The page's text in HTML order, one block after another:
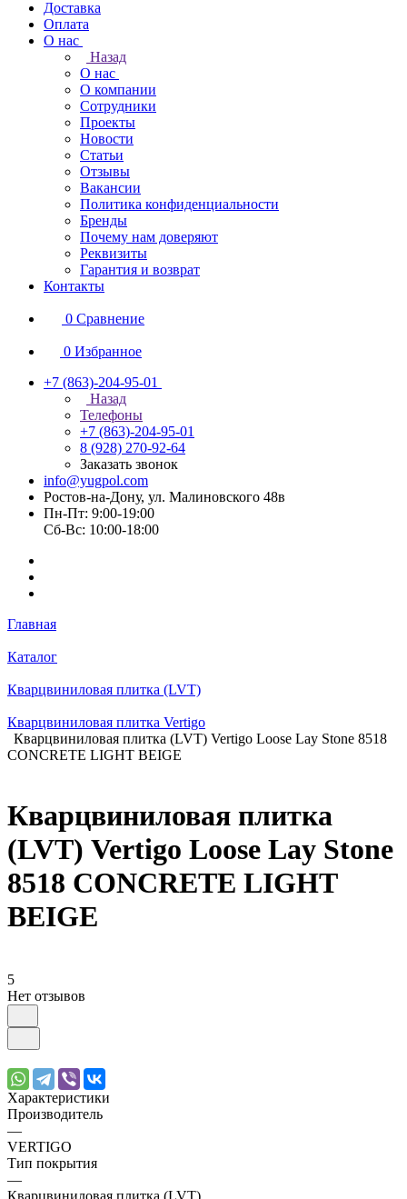
Доставка
Оплата
О нас
Назад
О нас
О компании
Сотрудники
Проекты
Новости
Статьи
Отзывы
Вакансии
Политика конфиденциальности
Бренды
Почему нам доверяют
Реквизиты
Гарантия и возврат
Контакты
0 Сравнение
0 Избранное
+7 (863)-204-95-01
Назад
Телефоны
+7 (863)-204-95-01
8 (928) 270-92-64
Заказать звонок
info@yugpol.com
Ростов-на-Дону, ул. Малиновского 48в
Пн-Пт: 9:00-19:00
Cб-Вс: 10:00-18:00
Главная
Каталог
Кварцвиниловая плитка (LVT)
Кварцвиниловая плитка Vertigo
Кварцвиниловая плитка (LVT) Vertigo Loose Lay Stone 8518
CONCRETE LIGHT BEIGE
Кварцвиниловая плитка
(LVT) Vertigo Loose Lay Stone
8518 CONCRETE LIGHT
BEIGE
5
Нет отзывов
Характеристики
Производитель
—
VERTIGO
Тип покрытия
—
Кварцвиниловая плитка (LVT)